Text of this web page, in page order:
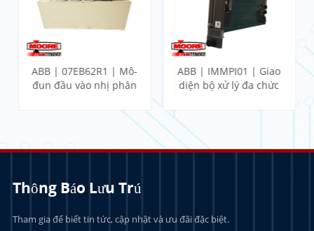
ABB | 07EB62R1 | Mô-
đun đầu vào nhị phân
ABB | IMMPI01 | Giao
diện bộ xử lý đa chức
Thông Báo Lưu Trú
Tham gia để biết tin tức, cập nhật và ưu đãi đặc biệt.